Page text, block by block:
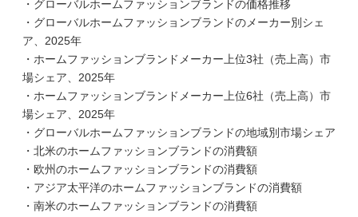
・グローバルホームファッションブランドの価格推移
・グローバルホームファッションブランドのメーカー別シェ
ア、2025年
・ホームファッションブランドメーカー上位3社（売上高）市
場シェア、2025年
・ホームファッションブランドメーカー上位6社（売上高）市
場シェア、2025年
・グローバルホームファッションブランドの地域別市場シェア
・北米のホームファッションブランドの消費額
・欧州のホームファッションブランドの消費額
・アジア太平洋のホームファッションブランドの消費額
・南米のホームファッションブランドの消費額